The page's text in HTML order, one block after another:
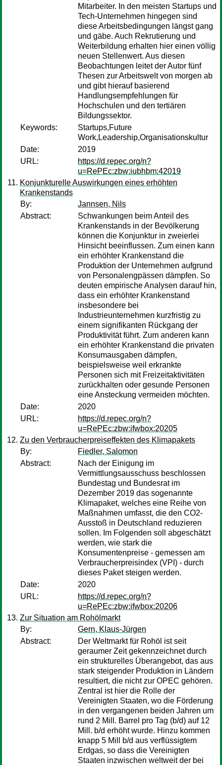
Mitarbeiter. In den meisten Startups und
Tech-Unternehmen hingegen sind
diese Arbeitsbedingungen längst gang
und gäbe. Auch Rekrutierung und
Weiterbildung erhalten hier einen völlig
neuen Stellenwert. Aus diesen
Beobachtungen leitet der Autor fünf
Thesen zur Arbeitswelt von morgen ab
und gibt hierauf basierend
Handlungsempfehlungen für
Hochschulen und den tertiären
Bildungssektor.
Keywords:
Startups,Future
Work,Leadership,Organisationskultur
Date:
2019
URL:
https://d.repec.org/n?
u=RePEc:zbw:iubhbm:42019
Konjunkturelle Auswirkungen eines erhöhten
Krankenstands
By:
Jannsen, Nils
Abstract:
Schwankungen beim Anteil des
Krankenstands in der Bevölkerung
können die Konjunktur in zweierlei
Hinsicht beeinflussen. Zum einen kann
ein erhöhter Krankenstand die
Produktion der Unternehmen auf­grund
von Personalengpässen dämpfen. So
deuten empirische Analysen darauf hin,
dass ein erhöhter Krankenstand
insbesondere bei
Industrieunternehmen kurzfristig zu
einem signifikanten Rückgang der
Produktivität führt. Zum anderen kann
ein erhöhter Krankenstand die privaten
Konsumausgaben dämpfen,
beispielsweise weil erkrankte
Personen sich mit Freizeitaktivitäten
zurück­halten oder gesunde Personen
eine Ansteckung vermeiden möchten.
Date:
2020
URL:
https://d.repec.org/n?
u=RePEc:zbw:ifwbox:20205
Zu den Verbraucherpreiseffekten des Klimapakets
By:
Fiedler, Salomon
Abstract:
Nach der Einigung im
Vermittlungsausschuss beschlossen
Bundestag und Bundesrat im
Dezember 2019 das sogenannte
Klimapaket, welches eine Reihe von
Maßnahmen umfasst, die den CO2-
Ausstoß in Deutschland reduzieren
sollen. Im Folgenden soll abgeschätzt
werden, wie stark die
Konsumentenpreise - gemessen am
Verbraucherpreisindex (VPI) - durch
dieses Paket steigen werden.
Date:
2020
URL:
https://d.repec.org/n?
u=RePEc:zbw:ifwbox:20206
Zur Situation am Rohölmarkt
By:
Gern, Klaus-Jürgen
Abstract:
Der Weltmarkt für Rohöl ist seit
geraumer Zeit gekennzeichnet durch
ein strukturelles Überangebot, das aus
stark steigender Produktion in Ländern
resultiert, die nicht zur OPEC gehören.
Zentral ist hier die Rolle der
Vereinigten Staaten, wo die Förderung
in den vergangenen beiden Jahren um
rund 2 Mill. Bar­rel pro Tag (b/d) auf 12
Mill. b/d erhöht wurde. Hinzu kommen
knapp 5 Mill b/d aus verflüssigtem
Erdgas, so dass die Vereinigten
Staaten inzwischen weltweit der bei